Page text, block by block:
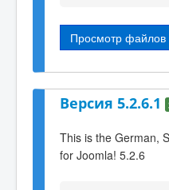
Просмотр файлов
Версия 5.2.6.1
This is the German,
for Joomla! 5.2.6